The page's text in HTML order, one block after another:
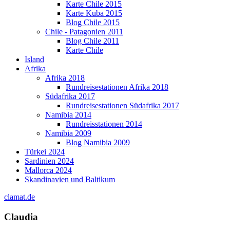
Karte Chile 2015
Karte Kuba 2015
Blog Chile 2015
Chile - Patagonien 2011
Blog Chile 2011
Karte Chile
Island
Afrika
Afrika 2018
Rundreisestationen Afrika 2018
Südafrika 2017
Rundreisestationen Südafrika 2017
Namibia 2014
Rundreisstationen 2014
Namibia 2009
Blog Namibia 2009
Türkei 2024
Sardinien 2024
Mallorca 2024
Skandinavien und Baltikum
clamat.de
Claudia